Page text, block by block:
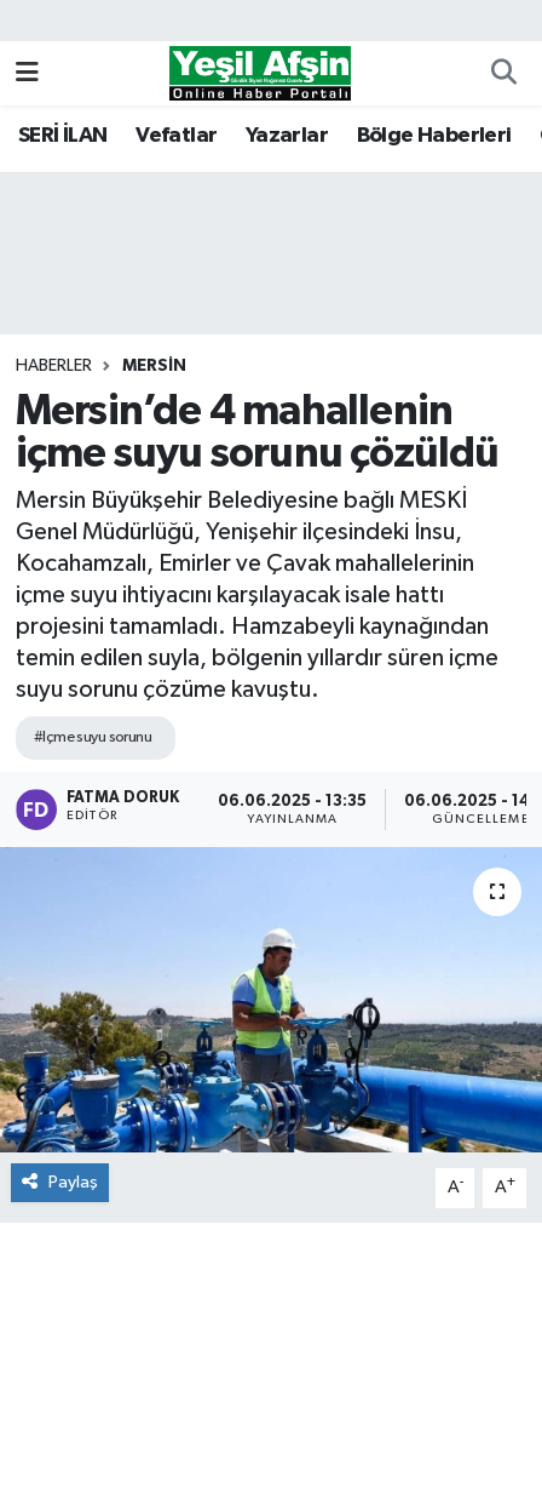
SERİ İLAN Vefatlar Yazarlar Bölge Haberleri
HABERLER MERSIN
Mersin’de 4 mahallenin
içme suyu sorunu çözüldü
Mersin Büyükşehir Belediyesine bağlı MESKİ
Genel Müdürlüğü, Yenişehir ilçesindeki İnsu,
Kocahamzalı, Emirler ve Çavak mahallelerinin
içme suyu ihtiyacını karşılayacak isale hattı
projesini tamamladı. Hamzabeyli kaynağından
temin edilen suyla, bölgenin yıllardır süren içme
suyu sorunu çözüme kavuştu.
#Içme suyu sorunu
FATMA DORUK
EDITÖR
06.06.2025 - 13:35
YAYINLANMA
06.06.2025 -
GÜNCELLEME
Paylaş A- A+
Kahramanmaraş Nöbetçi Eczaneler
Tüm Manşetler
Son Dakika Haberleri
Haber Arşivi